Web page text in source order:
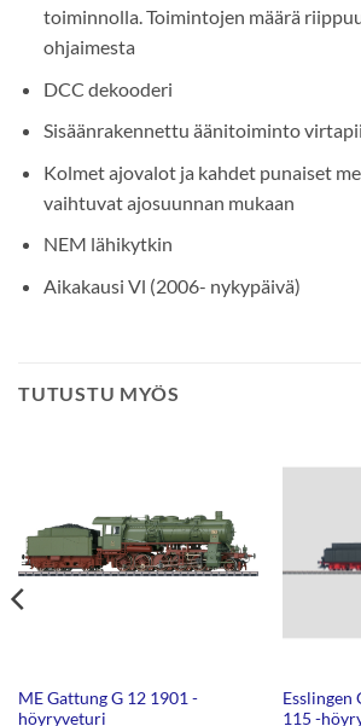
toiminnolla. Toimintojen määrä
ohjaimesta
DCC dekooderi
Sisäänrakennettu äänitoiminto
Kolmet ajovalot ja kahdet punaiset
vaihtuvat ajosuunnan mukaan
NEM lähikytkin
Aikakausi Vl (2006- nykypäivä)
TUTUSTU MYÖS
ME Gattung G 12 1901 -
höyryveturi
Esslingen
115 -